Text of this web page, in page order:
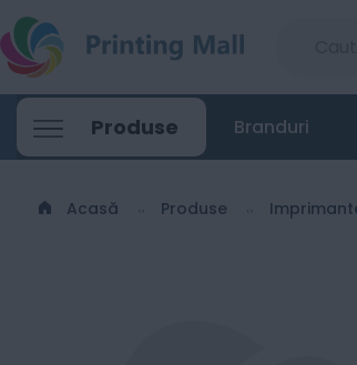
Produse Branduri
Acasă Produse
Brother HL-L8240CDW -
1658 00Lei